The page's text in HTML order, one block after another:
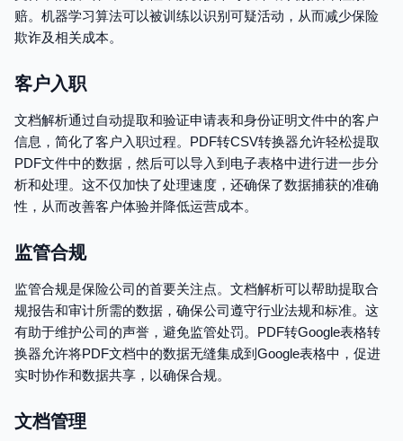
赔。机器学习算法可以被训练以识别可疑活动，从而减少保险
欺诈及相关成本。
客户入职
文档解析通过自动提取和验证申请表和身份证明文件中的客户
信息，简化了客户入职过程。PDF转CSV转换器允许轻松提取
PDF文件中的数据，然后可以导入到电子表格中进行进一步分
析和处理。这不仅加快了处理速度，还确保了数据捕获的准确
性，从而改善客户体验并降低运营成本。
监管合规
监管合规是保险公司的首要关注点。文档解析可以帮助提取合
规报告和审计所需的数据，确保公司遵守行业法规和标准。这
有助于维护公司的声誉，避免监管处罚。PDF转Google表格转
换器允许将PDF文档中的数据无缝集成到Google表格中，促进
实时协作和数据共享，以确保合规。
文档管理